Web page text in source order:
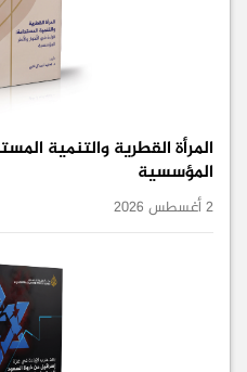
المرأة القطرية والتنمية
المؤسسية
2 أغسطس 2026